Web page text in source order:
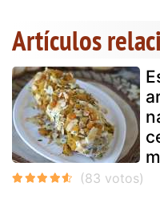
Artículos